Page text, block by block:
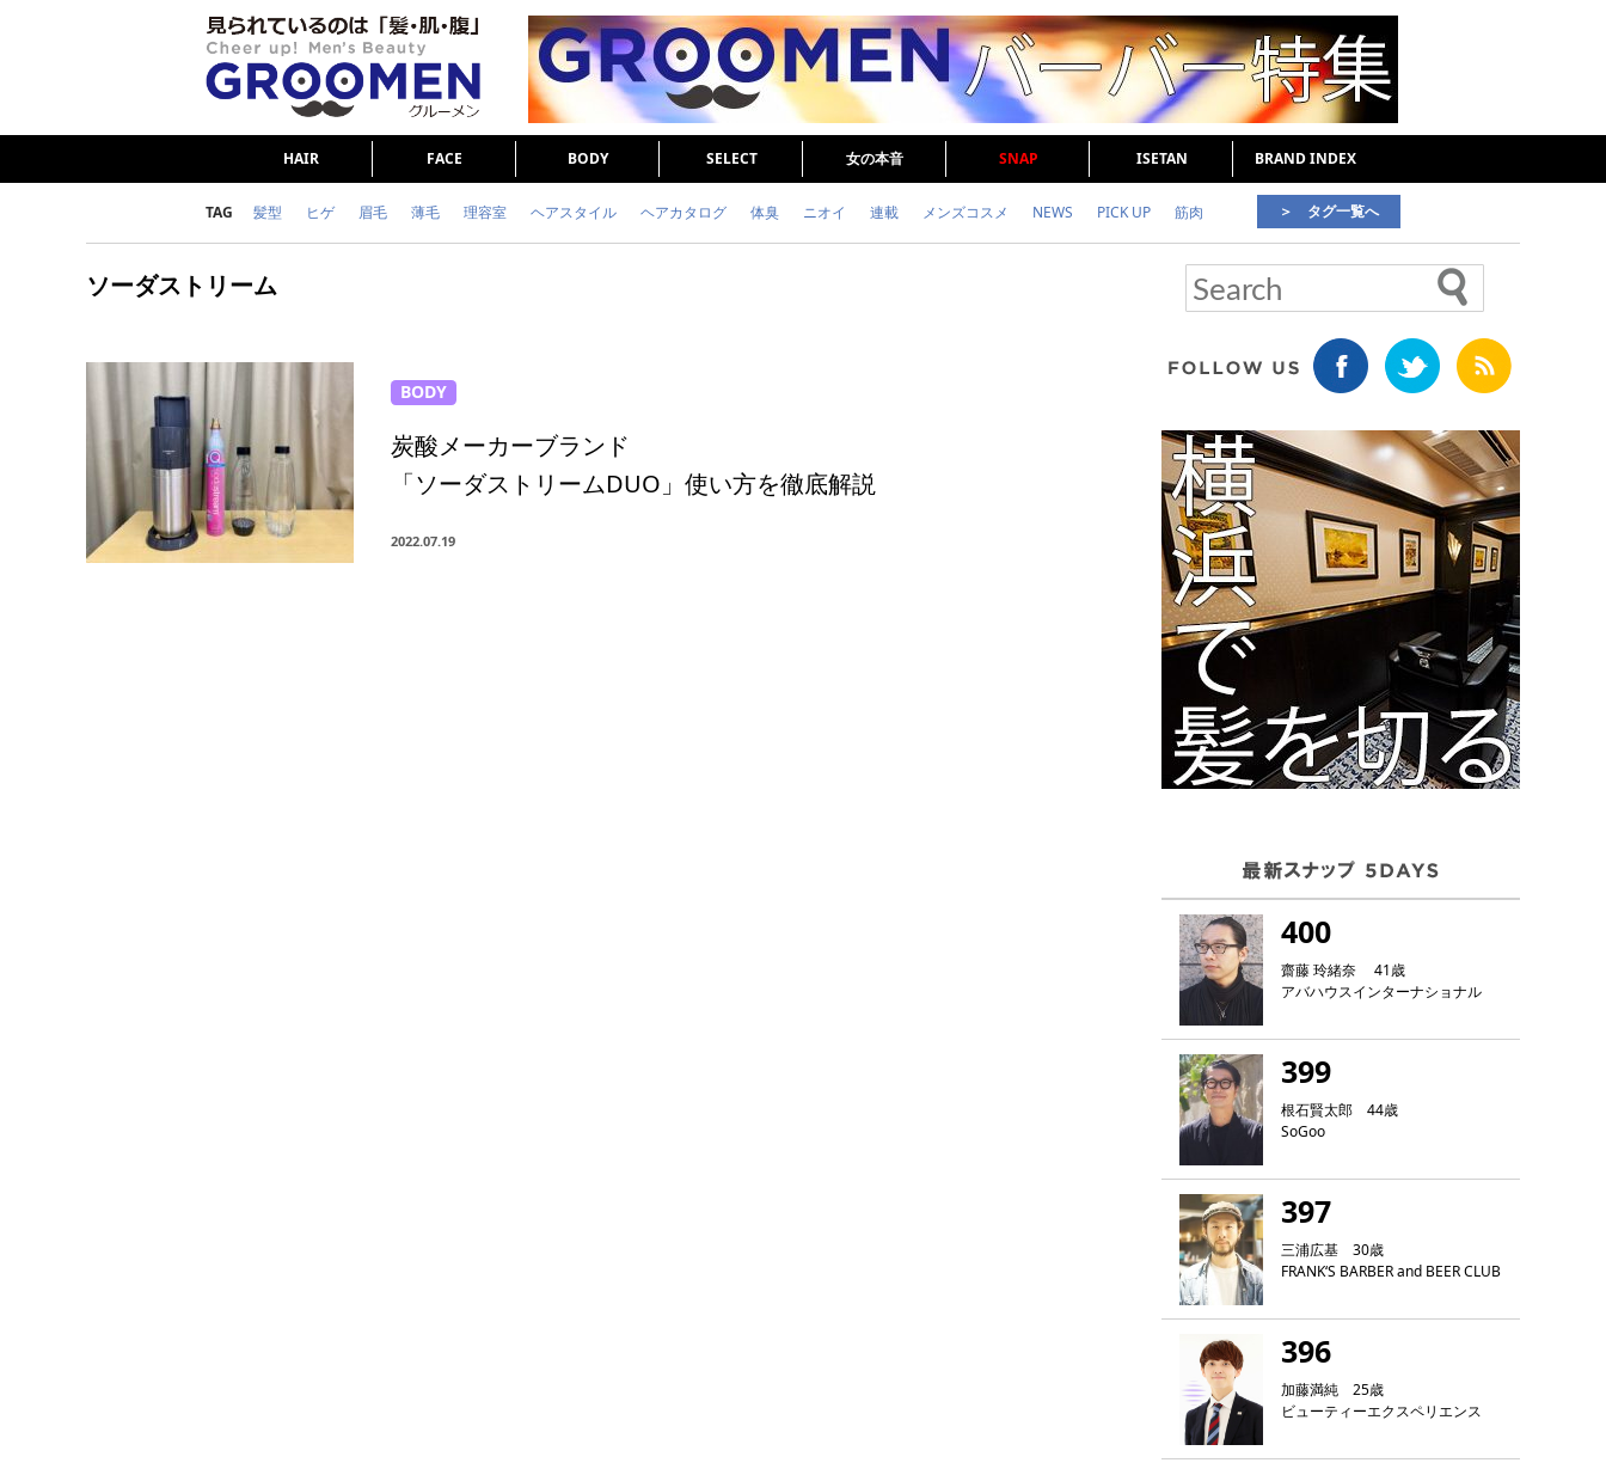
HAIR FACE BODY SELECT 女の本音 SNAP ISETAN BRAND INDEX
TAG 髪型 ヒゲ 眉毛 薄毛 理容室 ヘアスタイル ヘアカタログ 体臭 ニオイ 連載 メンズコスメ NEWS PICK UP 筋肉
女の本音 頭皮ケア
＞ タグ一覧へ
ソーダストリーム
BODY
炭酸メーカーブランド
「ソーダストリームDUO」使い方を徹底解説
2022.07.19
400
齋藤 玲緒奈 41歳
アバハウスインターナショナル
399
根石賢太郎 44歳
SoGoo
397
三浦広基 30歳
FRANK‘S BARBER and BEER CLUB
396
加藤満純 25歳
ビューティーエクスペリエンス